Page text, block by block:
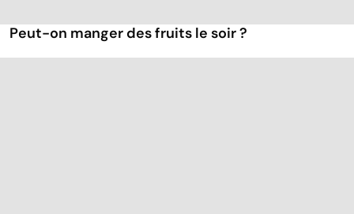
Peut-on manger des fruits le soir ?